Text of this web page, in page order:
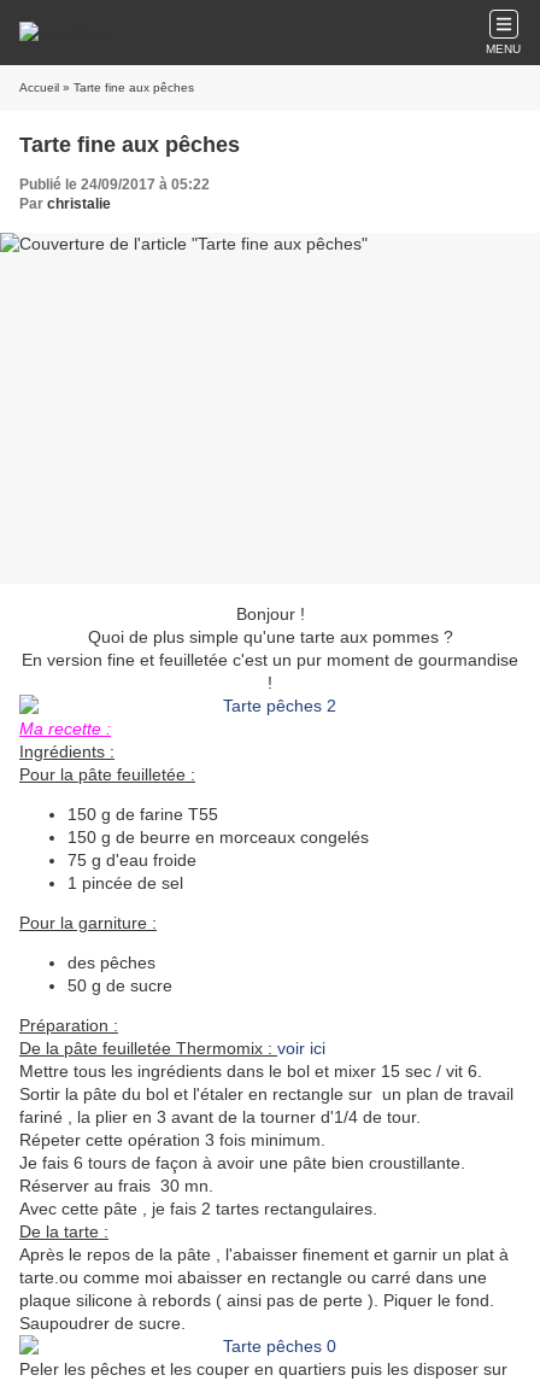
MENU
Accueil » Tarte fine aux pêches
Tarte fine aux pêches
Publié le 24/09/2017 à 05:22
Par christalie
Bonjour !
Quoi de plus simple qu'une tarte aux pommes ?
En version fine et feuilletée c'est un pur moment de gourmandise
!
Ma recette :
Ingrédients :
Pour la pâte feuilletée :
150 g de farine T55
150 g de beurre en morceaux congelés
75 g d'eau froide
1 pincée de sel
Pour la garniture :
des pêches
50 g de sucre
Préparation :
De la pâte feuilletée Thermomix : voir ici
Mettre tous les ingrédients dans le bol et mixer 15 sec / vit 6.
Sortir la pâte du bol et l'étaler en rectangle sur un plan de travail
fariné , la plier en 3 avant de la tourner d'1/4 de tour.
Répeter cette opération 3 fois minimum.
Je fais 6 tours de façon à avoir une pâte bien croustillante.
Réserver au frais 30 mn.
Avec cette pâte , je fais 2 tartes rectangulaires.
De la tarte :
Après le repos de la pâte , l'abaisser finement et garnir un plat à
tarte.ou comme moi abaisser en rectangle ou carré dans une
plaque silicone à rebords ( ainsi pas de perte ). Piquer le fond.
Saupoudrer de sucre.
Peler les pêches et les couper en quartiers puis les disposer sur